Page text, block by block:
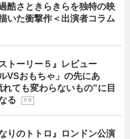
酷さときらきらを独特の映
いた衝撃作＜出演者コラム
ストーリー５』レビュー
VSおもちゃ」の先にあ
れても変わらないもの”に目
る
P R
りのトトロ』ロンドン公演